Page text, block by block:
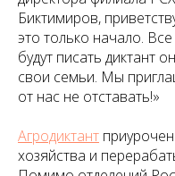
Биктимиров,
это только начало.
будут писать диктант
свои семьи. Мы
от нас не отставать!»
Агродиктант
хозяйства и